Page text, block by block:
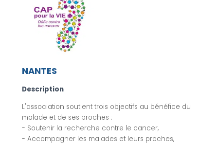
NANTES
Description
L'association soutient trois objectifs au bénéfice du
malade et de ses proches :
- Soutenir la recherche contre le cancer,
- Accompagner les malades et leurs proches,